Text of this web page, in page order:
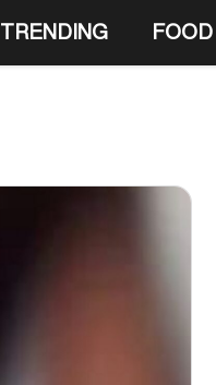
TRENDING FOOD